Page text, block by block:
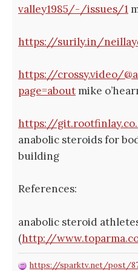
valley1985/-/issues/1
https://surily.in/
https://crossy.video/
page=about mike
https://
anabolic steroids for
building
References:
anabolic steroid
(http://
https://sparktv.net/post/